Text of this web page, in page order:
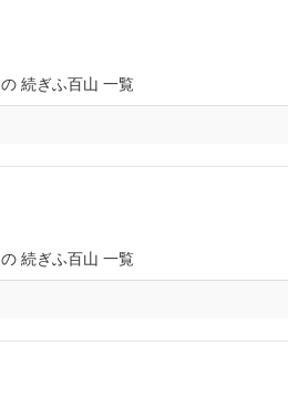
の 続ぎふ百山 一覧
の 続ぎふ百山 一覧